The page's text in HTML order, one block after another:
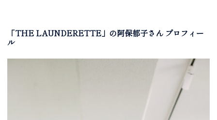
「THE LAUNDERETTE」の阿保郁子さん プロフィー
ル